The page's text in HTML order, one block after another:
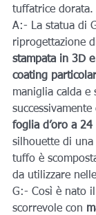
tuffatrice dorata.
A:- La statua di
riprogettazione
stampata in 3D
coating
maniglia calda e
foglia d’oro a 24
silhouette di una
tuffo è
da utilizzare
G:- Così è nato
scorrevole con